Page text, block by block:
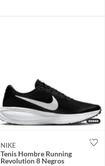
NIKE
Tenis Hombre Running
Revolution 8 Negros